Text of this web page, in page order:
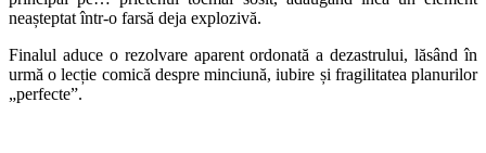
neașteptat într-o farsă deja explozivă.
Finalul aduce o rezolvare aparent ordonată a dezastrului, lăsând în
urmă o lecție comică despre minciună, iubire și fragilitatea planurilor
„perfecte”.